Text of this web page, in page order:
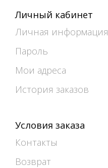
Личный кабинет
Личная информация
Пароль
Мои адреса
История заказов
Условия заказа
Контакты
Возврат